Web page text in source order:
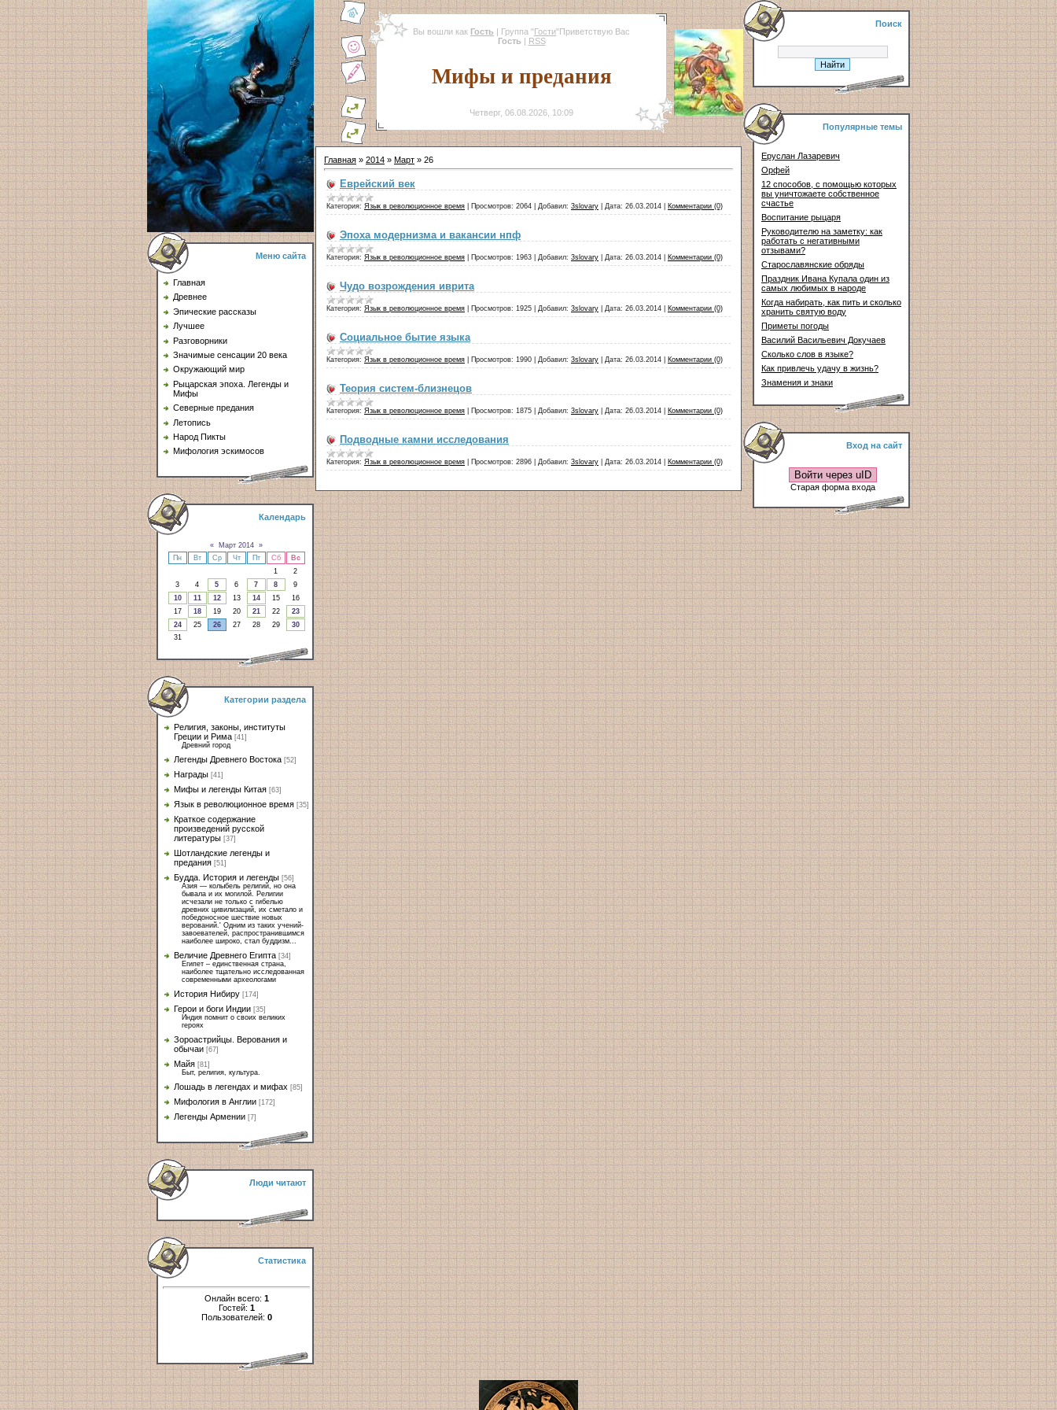
Меню сайта
Главная
Древнее
Эпические рассказы
Лучшее
Разговорники
Значимые сенсации 20 века
Окружающий мир
Рыцарская эпоха. Легенды и
Мифы
Северные предания
Летопись
Народ Пикты
Мифология эскимосов
Календарь
« Март 2014 »
Пн
Вт Ср Чт Пт Сб
Вс
1
2
3
4 5 6 7 8
9
10
11 12 13 14 15
16
17
18 19 20 21 22
23
24
25 26 27 28 29
30
31
Категории раздела
Религия, законы, институты
Греции и Рима [41]
Древний город
Легенды Древнего Востока [52]
Награды [41]
Мифы и легенды Китая [63]
Язык в революционное время [35]
Краткое содержание
произведений русской
литературы [37]
Шотландские легенды и
предания [51]
Будда. История и легенды [56]
Азия — колыбель религий, но она
бывала и их могилой. Религии
исчезали не только с гибелью
древних цивилизаций, их сметало и
победоносное шествие новых
верований.' Одним из таких учений-
завоевателей, распространившимся
наиболее широко, стал буддизм...
Величие Древнего Египта [34]
Египет – единственная страна,
наиболее тщательно исследованная
современными археологами
История Нибиру [174]
Герои и боги Индии [35]
Индия помнит о своих великих
героях
Зороастрийцы. Верования и
обычаи [67]
Майя [81]
Быт, религия, культура.
Лошадь в легендах и мифах [85]
Мифология в Англии [172]
Легенды Армении [7]
Люди читают
Статистика
Онлайн всего: 1
Гостей: 1
Пользователей: 0
Вы вошли как Гость | Группа "Гости"Приветствую Вас
Гость | RSS
Мифы и предания
Четверг, 06.08.2026, 10:09
Главная » 2014 » Март » 26
Еврейский век
Категория: Язык в революционное время Просмотров: 2064 Добавил: 3slovary Дата: 26.03.2014 Комментарии (0)
Эпоха модернизма и вакансии нпф
Категория: Язык в революционное время Просмотров: 1963 Добавил: 3slovary Дата: 26.03.2014 Комментарии (0)
Чудо возрождения иврита
Категория: Язык в революционное время Просмотров: 1925 Добавил: 3slovary Дата: 26.03.2014 Комментарии (0)
Социальное бытие языка
Категория: Язык в революционное время Просмотров: 1990 Добавил: 3slovary Дата: 26.03.2014 Комментарии (0)
Теория систем-близнецов
Категория: Язык в революционное время Просмотров: 1875 Добавил: 3slovary Дата: 26.03.2014 Комментарии (0)
Подводные камни исследования
Категория: Язык в революционное время Просмотров: 2896 Добавил: 3slovary Дата: 26.03.2014 Комментарии (0)
Поиск
Популярные темы
Еруслан Лазаревич
Орфей
12 способов, с помощью которых
вы уничтожаете собственное
счастье
Воспитание рыцаря
Руководителю на заметку: как
работать с негативными
отзывами?
Старославянские обряды
Праздник Ивана Купала один из
самых любимых в народе
Когда набирать, как пить и сколько
хранить святую воду
Приметы погоды
Василий Васильевич Докучаев
Сколько слов в языке?
Как привлечь удачу в жизнь?
Знамения и знаки
Вход на сайт
Войти через uID
Старая форма входа